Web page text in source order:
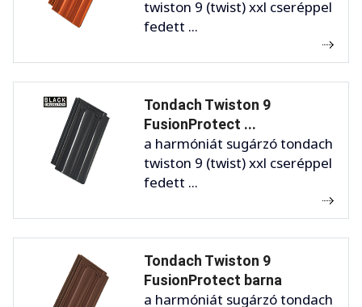
twiston 9 (twist) xxl cseréppel
fedett ...
Tondach Twiston 9
FusionProtect ...
a harmóniát sugárzó tondach
twiston 9 (twist) xxl cseréppel
fedett ...
Tondach Twiston 9
FusionProtect barna
a harmóniát sugárzó tondach